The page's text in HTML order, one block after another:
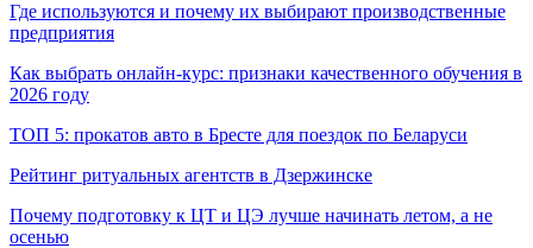
Где используются и почему их выбирают производственные
предприятия
Как выбрать онлайн-курс: признаки качественного обучения в
2026 году
ТОП 5: прокатов авто в Бресте для поездок по Беларуси
Рейтинг ритуальных агентств в Дзержинске
Почему подготовку к ЦТ и ЦЭ лучше начинать летом, а не
осенью